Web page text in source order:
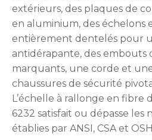
extérieurs, des plaques de
en aluminium, des échelons
entièrement dentelés pour
antidérapante, des embouts
marquants, une corde et
chaussures de sécurité
L’échelle à rallonge en fibre
6232 satisfait ou dépasse les
établies par ANSI, CSA et